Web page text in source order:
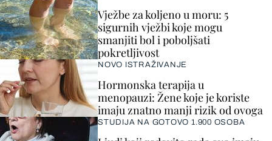
Vježbe za koljeno u moru: 5
sigurnih vježbi koje mogu
smanjiti bol i poboljšati
pokretljivost
NOVO ISTRAŽIVANJE
Hormonska terapija u
menopauzi: Žene koje je koriste
imaju znatno manji rizik od ovoga
STUDIJA NA GOTOVO 1.900 OSOBA